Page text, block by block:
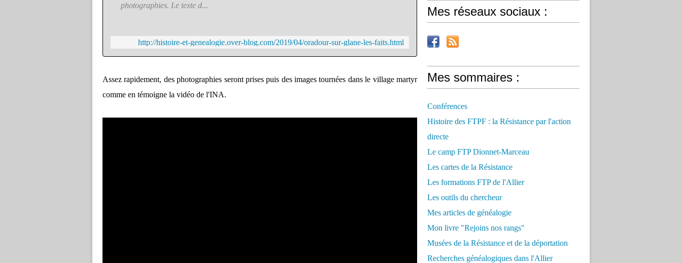
photographies. Le texte d...
http://histoire-et-genealogie.over-blog.com/2019/04/oradour-sur-glane-les-faits.html
Assez rapidement, des photographies seront prises puis des images tournées dans le village martyr
comme en témoigne la vidéo de l'INA.
Mes réseaux sociaux :
Mes sommaires :
Conférences
Histoire des FTPF : la Résistance par l'action
directe
Le camp FTP Dionnet-Marceau
Les cartes de la Résistance
Les formations FTP de l'Allier
Les outils du chercheur
Mes articles de généalogie
Mon livre "Rejoins nos rangs"
Musées de la Résistance et de la déportation
Recherches généalogiques dans l'Allier